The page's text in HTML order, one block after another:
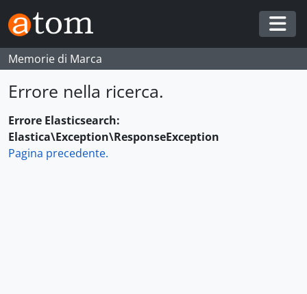
Skip to main content
Memorie di Marca
Errore nella ricerca.
Errore Elasticsearch:
Elastica\Exception\ResponseException
Pagina precedente.